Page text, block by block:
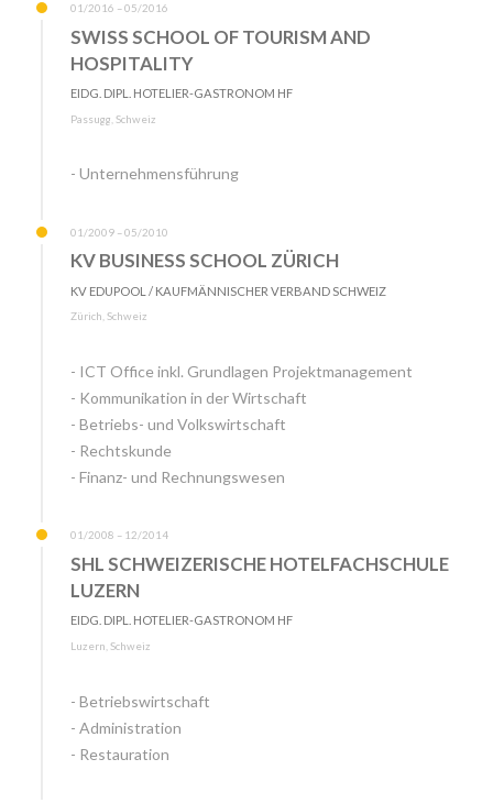
01/2016 – 05/2016
SWISS SCHOOL OF TOURISM AND
HOSPITALITY
EIDG. DIPL. HOTELIER-GASTRONOM HF
Passugg, Schweiz
- Unternehmensführung
01/2009 – 05/2010
KV BUSINESS SCHOOL ZÜRICH
KV EDUPOOL / KAUFMÄNNISCHER VERBAND SCHWEIZ
Zürich, Schweiz
- ICT Office inkl. Grundlagen Projektmanagement
- Kommunikation in der Wirtschaft
- Betriebs- und Volkswirtschaft
- Rechtskunde
- Finanz- und Rechnungswesen
01/2008 – 12/2014
SHL SCHWEIZERISCHE HOTELFACHSCHULE
LUZERN
EIDG. DIPL. HOTELIER-GASTRONOM HF
Luzern, Schweiz
- Betriebswirtschaft
- Administration
- Restauration